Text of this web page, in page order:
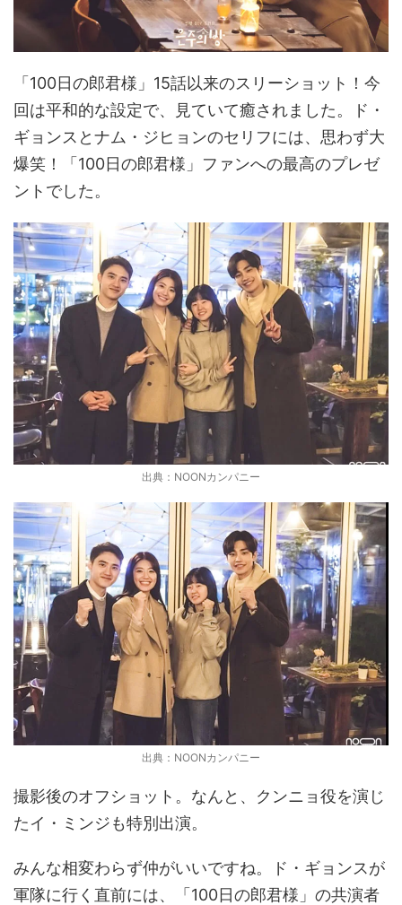
「100日の郎君様」15話以来のスリーショット！今
回は平和的な設定で、見ていて癒されました。ド・
ギョンスとナム・ジヒョンのセリフには、思わず大
爆笑！「100日の郎君様」ファンへの最高のプレゼ
ントでした。
出典：NOONカンパニー
出典：NOONカンパニー
撮影後のオフショット。なんと、クンニョ役を演じ
たイ・ミンジも特別出演。
みんな相変わらず仲がいいですね。ド・ギョンスが
軍隊に行く直前には、「100日の郎君様」の共演者